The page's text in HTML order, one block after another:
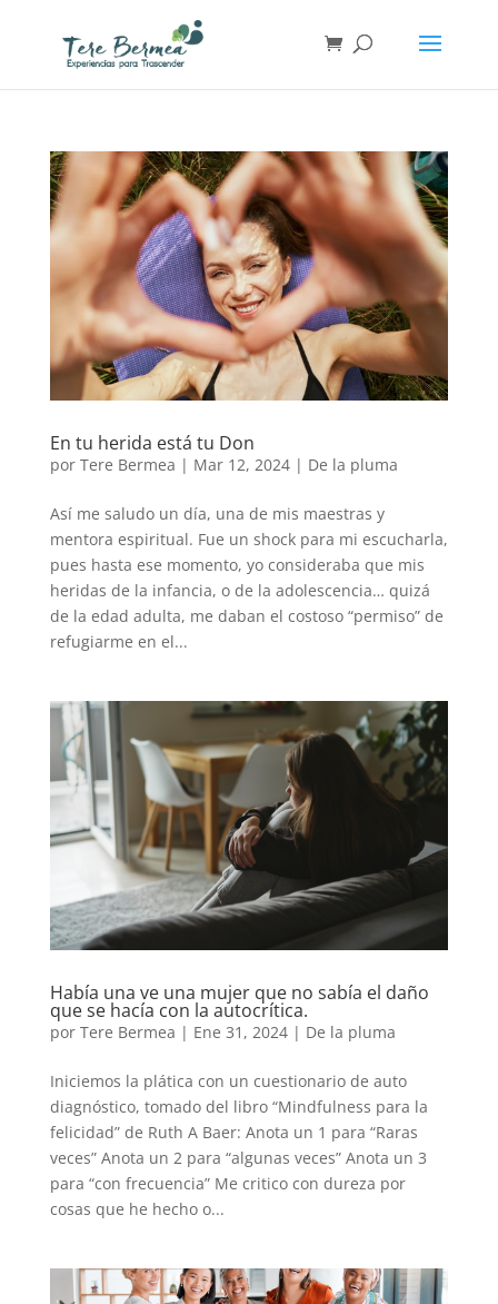
En tu herida está tu Don
por Tere Bermea | Mar 12, 2024| De la pluma
Así me saludo un día, una de mis maestras y
mentora espiritual. Fue un shock para mi escucharla,
pues hasta ese momento, yo consideraba que mis
heridas de la infancia, o de la adolescencia… quizá
de la edad adulta, me daban el costoso “permiso” de
refugiarme en el...
Había una ve una mujer que no sabía el daño
que se hacía con la autocrítica.
por Tere Bermea | Ene 31, 2024| De la pluma
Iniciemos la plática con un cuestionario de auto
diagnóstico, tomado del libro “Mindfulness para la
felicidad” de Ruth A Baer: Anota un 1 para “Raras
veces” Anota un 2 para “algunas veces” Anota un 3
para “con frecuencia” Me critico con dureza por
cosas que he hecho o...